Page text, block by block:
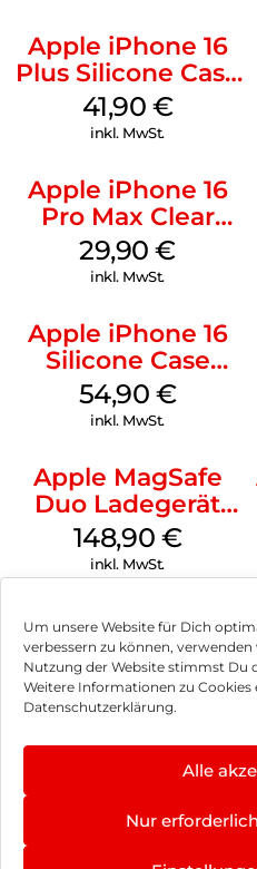
Um unsere Website für Dich
verbessern zu können,
Nutzung der Website stimmst Du
Weitere Informationen zu Cookies
Datenschutzerklärung.
Alle
Nur
Apple iPhone 16
Plus Silicone Case
MagSafe Stone
Gray
41,90 €
inkl. MwSt.
Apple iPhone 16
Pro Max Clear
Case MagSafe
Transparent
29,90€
inkl. MwSt.
Apple iPhone 16
Silicone Case
MagSafe Black
54,90 €
inkl. MwSt.
Apple MagSafe
Duo Ladegerät
Weiß
148,90 €
inkl. MwSt.
Impressum
Hinweis zur